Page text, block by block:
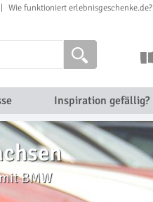
Wie funktioniert erlebnisgeschenke.de?
Inspiration gefällig?
BMW